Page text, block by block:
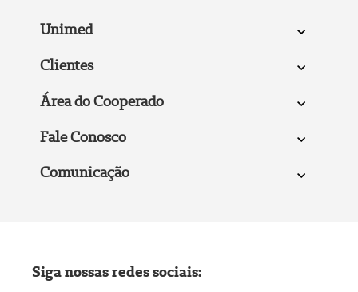
Unimed
Clientes
Área do Cooperado
Fale Conosco
Comunicação
Siga nossas redes sociais: